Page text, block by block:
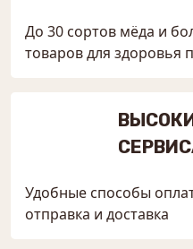
До 30 сортов мёда и
товаров для здоровья
Удобные способы
отправка и доставка